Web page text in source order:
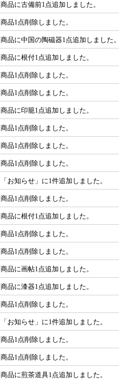
商品に古備前1点追加しました。
商品1点削除しました。
商品に中国の陶磁器1点追加しました。
商品に根付1点追加しました。
商品1点削除しました。
商品1点削除しました。
商品に印籠1点追加しました。
商品1点削除しました。
商品1点削除しました。
商品1点削除しました。
「お知らせ」に1件追加しました。
商品1点削除しました。
商品に根付1点追加しました。
商品1点削除しました。
商品1点削除しました。
商品に画帖1点追加しました。
商品に漆器1点追加しました。
商品1点削除しました。
「お知らせ」に1件追加しました。
商品1点削除しました。
商品1点削除しました。
商品に煎茶道具1点追加しました。